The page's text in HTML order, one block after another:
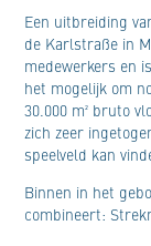
Een uitbreiding
de Karlstraße in
medewerkers en
het mogelijk om
30.000 m² bruto
zich zeer
speelveld kan
Binnen in het
combineert: